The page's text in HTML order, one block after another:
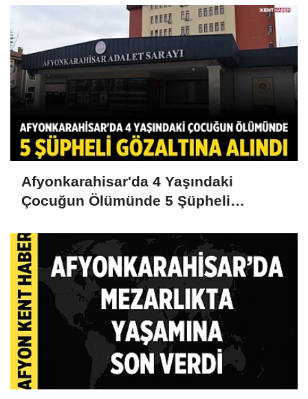
Afyonkarahisar'da 4 Yaşındaki
Çocuğun Ölümünde 5 Şüpheli